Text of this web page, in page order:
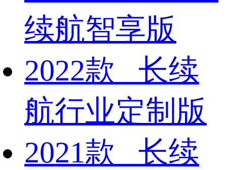
续航智享版
2022款 长续
航行业定制版
2021款 长续